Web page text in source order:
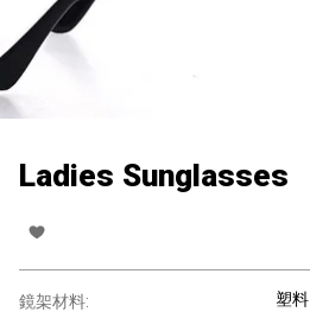
Ladies Sunglasses
鏡架材料: 塑料